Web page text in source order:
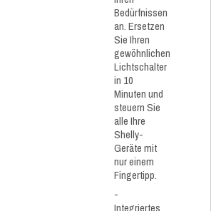
Bedürfnissen
an. Ersetzen
Sie Ihren
gewöhnlichen
Lichtschalter
in 10
Minuten und
steuern Sie
alle Ihre
Shelly-
Geräte mit
nur einem
Fingertipp.
-
Integriertes